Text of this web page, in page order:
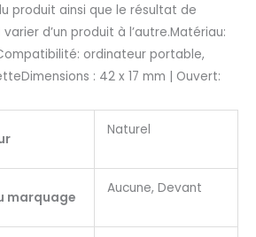
produit ainsi que le résultat de
d’un produit à l’autre.Matériau:
ordinateur portable,
: 42 x 17 mm | Ouvert:
Naturel
marquage
Aucune, Devant